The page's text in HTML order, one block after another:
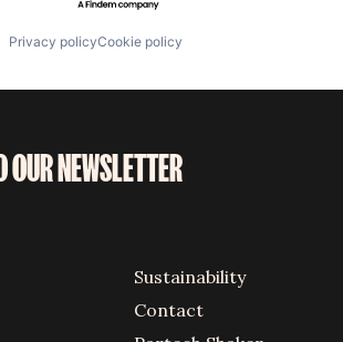
Privacy policyCookie policy
OUR NEWSLETTER
Sustainability
Contact